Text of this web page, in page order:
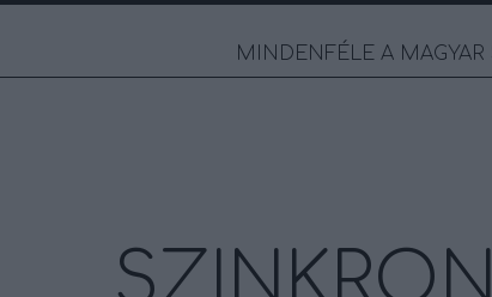
MINDENFÉLE A